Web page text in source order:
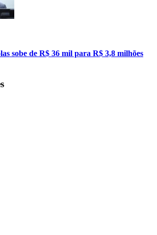
sobe de R$ 36 mil para R$ 3,8 milhões